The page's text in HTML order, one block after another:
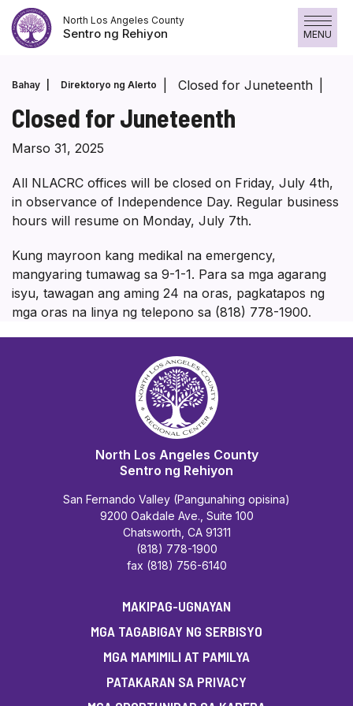
Laktawan
ang
nilalaman
North Los Angeles County
Sentro ng Rehiyon MENU
Bahay Direktoryo ng Alerto Closed for Juneteenth
Closed for Juneteenth
Marso 31, 2025
All NLACRC offices will be closed on Friday, July 4th,
in observance of Independence Day. Regular business
hours will resume on Monday, July 7th.
Kung mayroon kang medikal na emergency,
mangyaring tumawag sa 9-1-1. Para sa mga agarang
isyu, tawagan ang aming 24 na oras, pagkatapos ng
mga oras na linya ng telepono sa (818) 778-1900.
North Los Angeles County
Sentro ng Rehiyon
San Fernando Valley (Pangunahing opisina)
9200 Oakdale Ave., Suite 100
Chatsworth, CA 91311
(818) 778-1900
fax (818) 756-6140
MAKIPAG-UGNAYAN
MGA TAGABIGAY NG SERBISYO
MGA MAMIMILI AT PAMILYA
PATAKARAN SA PRIVACY